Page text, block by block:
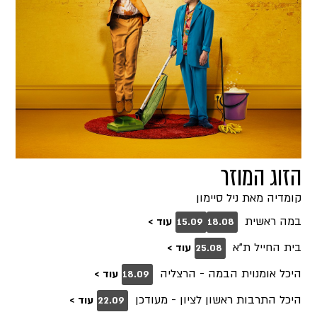
הזוג המוזר
קומדיה מאת ניל סיימון
במה ראשית
18.08
15.09 עוד >
בית החייל ת"א 25.08 עוד >
היכל אומנוית הבמה - הרצליה 18.09 עוד >
היכל התרבות ראשון לציון - מעודכן 22.09 עוד >